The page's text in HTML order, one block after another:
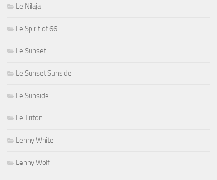
Le Nilaja
Le Spirit of 66
Le Sunset
Le Sunset Sunside
Le Sunside
Le Triton
Lenny White
Lenny Wolf